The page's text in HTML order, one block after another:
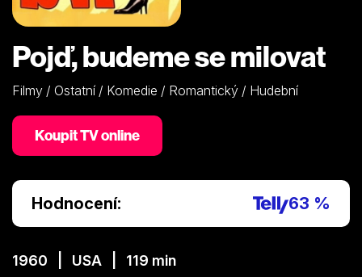
Pojď, budeme se milovat
Filmy / Ostatní / Komedie / Romantický / Hudební
Koupit TV online
Hodnocení: 63 %
1960 | USA | 119 min